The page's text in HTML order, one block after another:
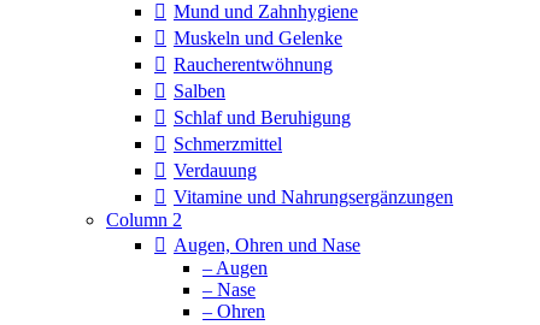
Mund und Zahnhygiene
Muskeln und Gelenke
Raucherentwöhnung
Salben
Schlaf und Beruhigung
Schmerzmittel
Verdauung
Vitamine und Nahrungsergänzungen
Column 2
Augen, Ohren und Nase
– Augen
– Nase
– Ohren